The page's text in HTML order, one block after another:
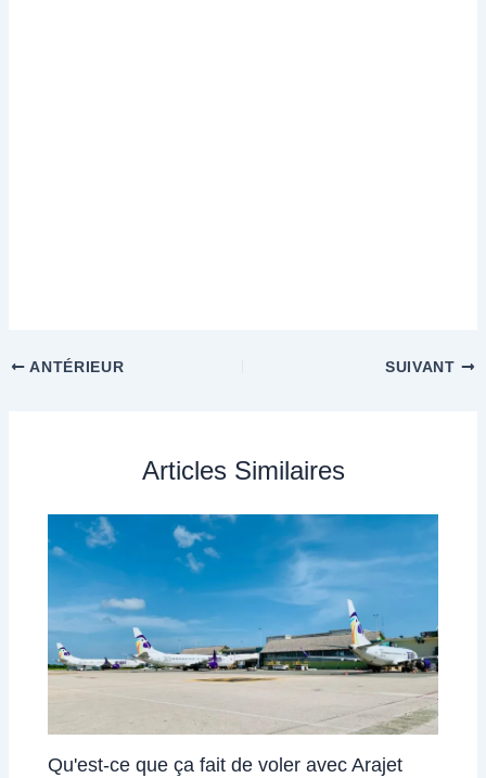
ANTÉRIEUR SUIVANT
Articles Similaires
Qu'est-ce que ça fait de voler avec Arajet